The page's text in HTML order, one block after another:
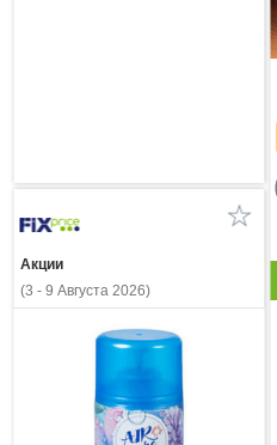
Акции
(3 - 9 Августа 2026)